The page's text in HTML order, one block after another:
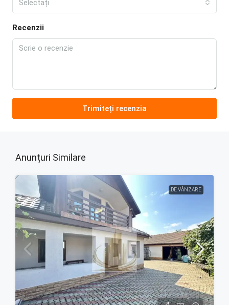
Selectați
Recenzii
Trimiteți recenzia
Anunțuri Similare
DE VÂNZARE